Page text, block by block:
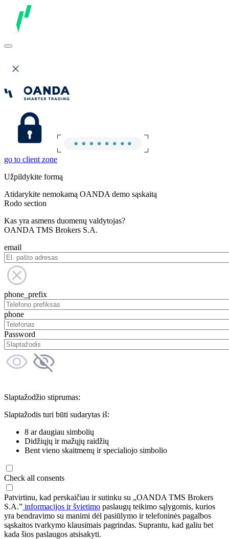
go to client zone
Užpildykite formą
Atidarykite nemokamą OANDA demo sąskaitą
Rodo section
Kas yra asmens duomenų valdytojas?
OANDA TMS Brokers S.A.
email
phone_prefix
phone
Password
Slaptažodžio stiprumas:
Slaptažodis turi būti sudarytas iš:
8 ar daugiau simbolių
Didžiųjų ir mažųjų raidžių
Bent vieno skaitmenų ir specialiojo simbolio
Check all consents
Patvirtinu, kad perskaičiau ir sutinku su „OANDA TMS Brokers
S.A.” informacijos ir švietimo paslaugų teikimo sąlygomis, kurios
yra bendravimo su manimi dėl pasiūlymo ir telefoninės pagalbos
sąskaitos tvarkymo klausimais pagrindas. Suprantu, kad galiu bet
kada šios paslaugos atsisakyti.